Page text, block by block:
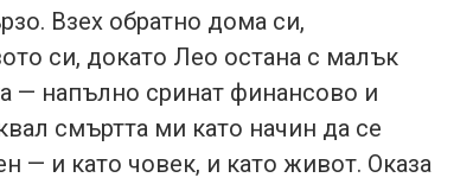
Взех обратно дома си,
си, докато Лео остана с малък
— напълно сринат финансово и
смъртта ми като начин да се
— и като човек, и като живот. Оказа